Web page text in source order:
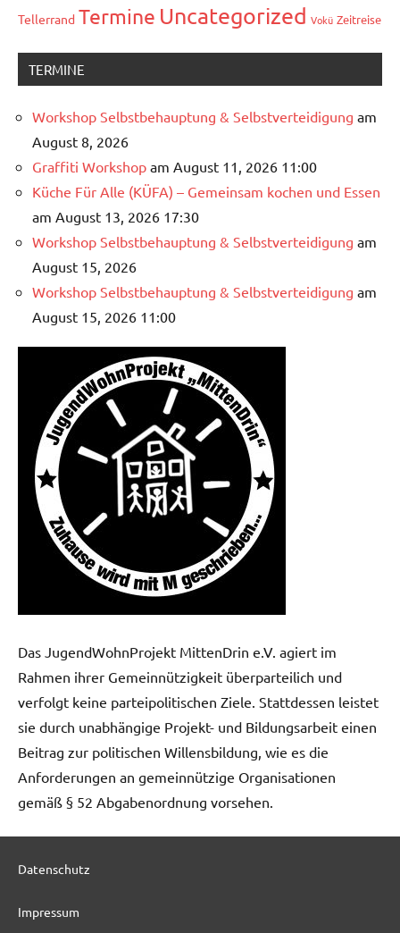
Tellerrand Termine Uncategorized Vokü Zeitreise
TERMINE
Workshop Selbstbehauptung & Selbstverteidigung am
August 8, 2026
Graffiti Workshop am August 11, 2026 11:00
Küche Für Alle (KÜFA) – Gemeinsam kochen und Essen
am August 13, 2026 17:30
Workshop Selbstbehauptung & Selbstverteidigung am
August 15, 2026
Workshop Selbstbehauptung & Selbstverteidigung am
August 15, 2026 11:00
Das JugendWohnProjekt MittenDrin e.V. agiert im
Rahmen ihrer Gemeinnützigkeit überparteilich und
verfolgt keine parteipolitischen Ziele. Stattdessen leistet
sie durch unabhängige Projekt- und Bildungsarbeit einen
Beitrag zur politischen Willensbildung, wie es die
Anforderungen an gemeinnützige Organisationen
gemäß § 52 Abgabenordnung vorsehen.
Datenschutz
Impressum